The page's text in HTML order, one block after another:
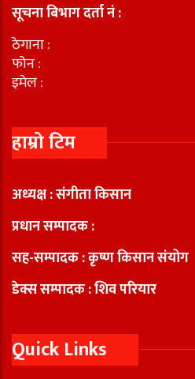
सूचना बिभाग दर्ता नं :
ठेगाना :
फोन :
इमेल :
हाम्रो टिम
अध्यक्ष : संगीता किसान
प्रधान सम्पादक :
सह-सम्पादक : कृष्ण किसान संयोग
डेक्स सम्पादक : शिव परियार
Quick Links